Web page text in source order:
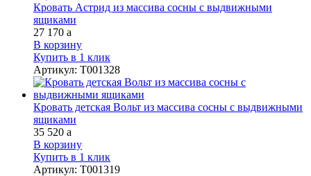
Кровать Астрид из массива сосны с выдвижными
ящиками
27 170 a
В корзину
Купить в 1 клик
Артикул: Т001328
Кровать детская Вольт из массива сосны с выдвижными
ящиками
35 520 a
В корзину
Купить в 1 клик
Артикул: Т001319